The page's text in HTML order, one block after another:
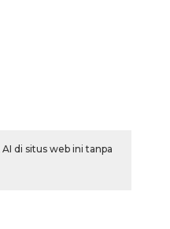
di situs web ini tanpa